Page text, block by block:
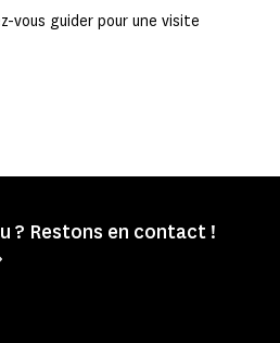
vous guider pour une visite
? Restons en contact !